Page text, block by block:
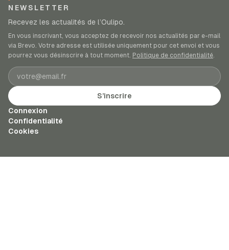
NEWSLETTER
Recevez les actualités de l’Oulipo.
En vous inscrivant, vous acceptez de recevoir nos actualités par e-mail
via Brevo. Votre adresse est utilisée uniquement pour cet envoi et vous
pourrez vous désinscrire à tout moment. Politique de confidentialité.
Adresse e-mail
S’inscrire
Connexion
Confidentialité
Cookies